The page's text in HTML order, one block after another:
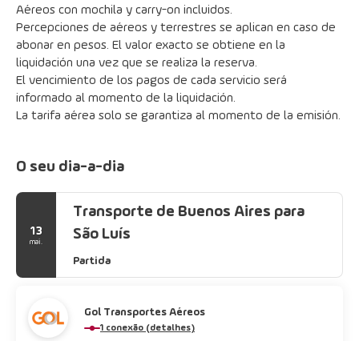
Aéreos con mochila y carry-on incluidos.
Percepciones de aéreos y terrestres se aplican en caso de
abonar en pesos. El valor exacto se obtiene en la
liquidación una vez que se realiza la reserva.
El vencimiento de los pagos de cada servicio será
informado al momento de la liquidación.
La tarifa aérea solo se garantiza al momento de la emisión.
O seu dia-a-dia
13
mai.
Transporte de Buenos Aires para
São Luís
Partida
Gol Transportes Aéreos
1 conexão (detalhes)